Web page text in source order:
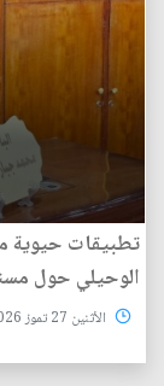
تطبيقات حيوية
الوحيلي حول
الأثنين 27 تموز 2026